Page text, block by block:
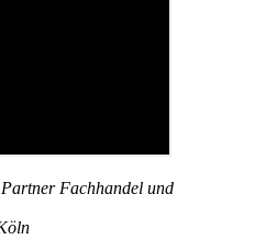
Fachhandel und